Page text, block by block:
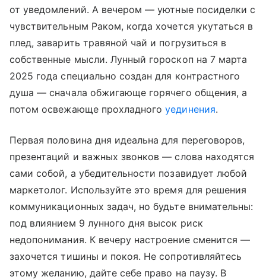
от уведомлений. А вечером — уютные посиделки с
чувствительным Раком, когда хочется укутаться в
плед, заварить травяной чай и погрузиться в
собственные мысли. Лунный гороскоп на 7 марта
2025 года специально создан для контрастного
душа — сначала обжигающе горячего общения, а
потом освежающе прохладного уединения.
Первая половина дня идеальна для переговоров,
презентаций и важных звонков — слова находятся
сами собой, а убедительности позавидует любой
маркетолог. Используйте это время для решения
коммуникационных задач, но будьте внимательны:
под влиянием 9 лунного дня высок риск
недопонимания. К вечеру настроение сменится —
захочется тишины и покоя. Не сопротивляйтесь
этому желанию, дайте себе право на паузу. В